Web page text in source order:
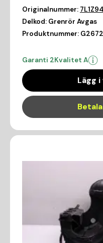
Originalnummer:
Delkod: Grenrör Avgas
Produktnummer:
Garanti 2Kvalitet A
Lägg